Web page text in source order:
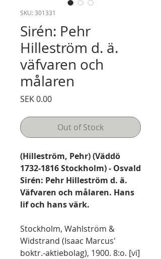
SKU: 301331
Sirén: Pehr
Hilleström d. ä.
väfvaren och
målaren
SEK 0.00Price
Out of Stock
(Hilleström, Pehr) (Väddö
1732-1816 Stockholm) - Osvald
Sirén: Pehr Hilleström d. ä.
Väfvaren och målaren. Hans
lif och hans värk.
Stockholm, Wahlström &
Widstrand (Isaac Marcus'
boktr.-aktiebolag), 1900. 8:o. [vi]